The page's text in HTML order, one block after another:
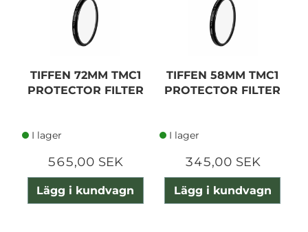
TIFFEN 72MM TMC1
PROTECTOR FILTER
I lager
565,00 SEK
Lägg i kundvagn
TIFFEN 58MM TMC1
PROTECTOR FILTER
I lager
345,00 SEK
Lägg i kundvagn